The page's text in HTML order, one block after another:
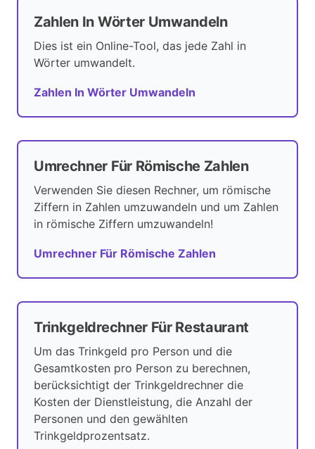
Zahlen In Wörter Umwandeln
Dies ist ein Online-Tool, das jede Zahl in
Wörter umwandelt.
Zahlen In Wörter Umwandeln
Umrechner Für Römische Zahlen
Verwenden Sie diesen Rechner, um römische
Ziffern in Zahlen umzuwandeln und um Zahlen
in römische Ziffern umzuwandeln!
Umrechner Für Römische Zahlen
Trinkgeldrechner Für Restaurant
Um das Trinkgeld pro Person und die
Gesamtkosten pro Person zu berechnen,
berücksichtigt der Trinkgeldrechner die
Kosten der Dienstleistung, die Anzahl der
Personen und den gewählten
Trinkgeldprozentsatz.